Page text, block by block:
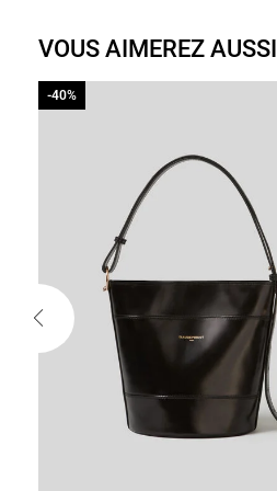
VOUS AIMEREZ AUSSI
-40%
-40%